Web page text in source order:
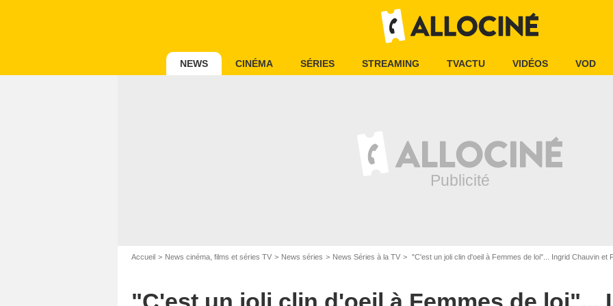
NEWS CINÉMA SÉRIES STREAMING TVACTU VIDÉOS VOD
Accueil News cinéma, films et séries TV News séries News Séries à la TV "C'est un joli clin d'oeil à Femmes de loi"... Ingrid Chauvin et Fabrice Deville